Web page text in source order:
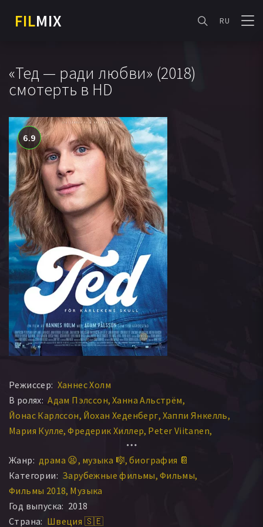
FILMIX RU
«Тед — ради любви» (2018)
смотерть в HD
6.9
Режиссер: Ханнес Холм
В ролях: Адам Пэлссон Ханна Альстрём
Йонас Карлссон Йохан Хеденберг Хаппи Янкелль
Мария Кулле Фредерик Хиллер Peter Viitanen
Джонатан Родригез
Ребекка Плюмхольт Памела Кортес Бруна
Лизабет Йоханссон Туве Эдфельдт Йонас Бэйн
Ала Риани Edvard Olsson
Magne Osnes Haugen
Kristoffer Veierstad Майкл Энгберг
Жанр: драма 😫 музыка 🎼 биография 📔
Категории: Зарубежные фильмы Фильмы
Фильмы 2018 Музыка
Год выпуска: 2018
Страна: Швеция 🇸🇪